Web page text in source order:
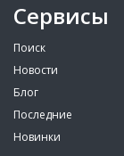
Сервисы
Поиск
Новости
Блог
Последние
Новинки